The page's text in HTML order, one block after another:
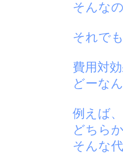
そんな
それで
費用対
どーな
例えば
どちら
そんな